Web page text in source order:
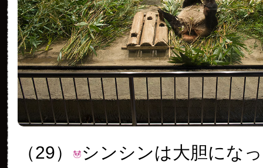
（29） シンシンは大胆にな